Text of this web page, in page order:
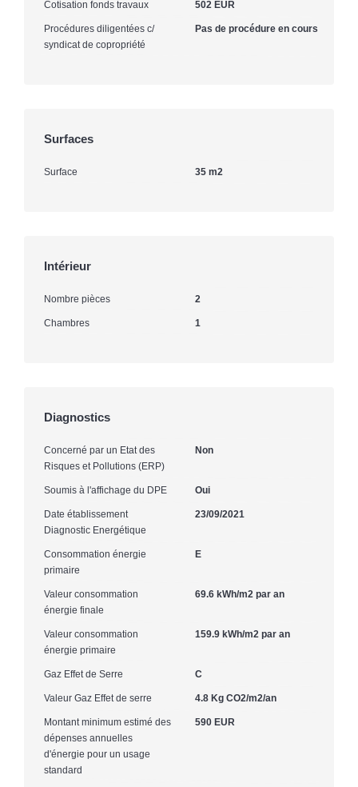
Cotisation fonds travaux 502 EUR
Procédures diligentées c/
syndicat de copropriété
Pas de procédure en cours
Surfaces
Surface 35 m2
Intérieur
Nombre pièces 2
Chambres 1
Diagnostics
Concerné par un Etat des
Risques et Pollutions (ERP)
Non
Soumis à l'affichage du DPE Oui
Date établissement
Diagnostic Energétique
23/09/2021
Consommation énergie
primaire
E
Valeur consommation
énergie finale
69.6 kWh/m2 par an
Valeur consommation
énergie primaire
159.9 kWh/m2 par an
Gaz Effet de Serre C
Valeur Gaz Effet de serre 4.8 Kg CO2/m2/an
Montant minimum estimé des
dépenses annuelles
d'énergie pour un usage
standard
590 EUR